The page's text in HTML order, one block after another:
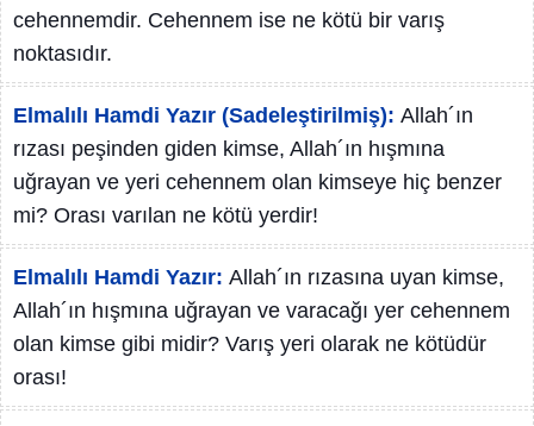
cehennemdir. Cehennem ise ne kötü bir varış
noktasıdır.
Elmalılı Hamdi Yazır (Sadeleştirilmiş): Allah´ın
rızası peşinden giden kimse, Allah´ın hışmına
uğrayan ve yeri cehennem olan kimseye hiç benzer
mi? Orası varılan ne kötü yerdir!
Elmalılı Hamdi Yazır: Allah´ın rızasına uyan kimse,
Allah´ın hışmına uğrayan ve varacağı yer cehennem
olan kimse gibi midir? Varış yeri olarak ne kötüdür
orası!